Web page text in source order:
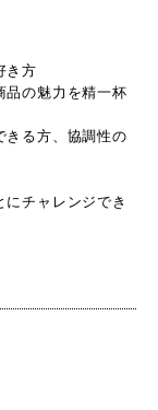
き方
品の魅力を精一杯
きる方、協調性の
にチャレンジでき